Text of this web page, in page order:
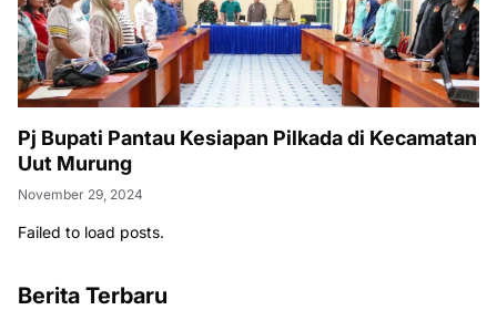
Pj Bupati Pantau Kesiapan Pilkada di Kecamatan
Uut Murung
November 29, 2024
Failed to load posts.
Berita Terbaru